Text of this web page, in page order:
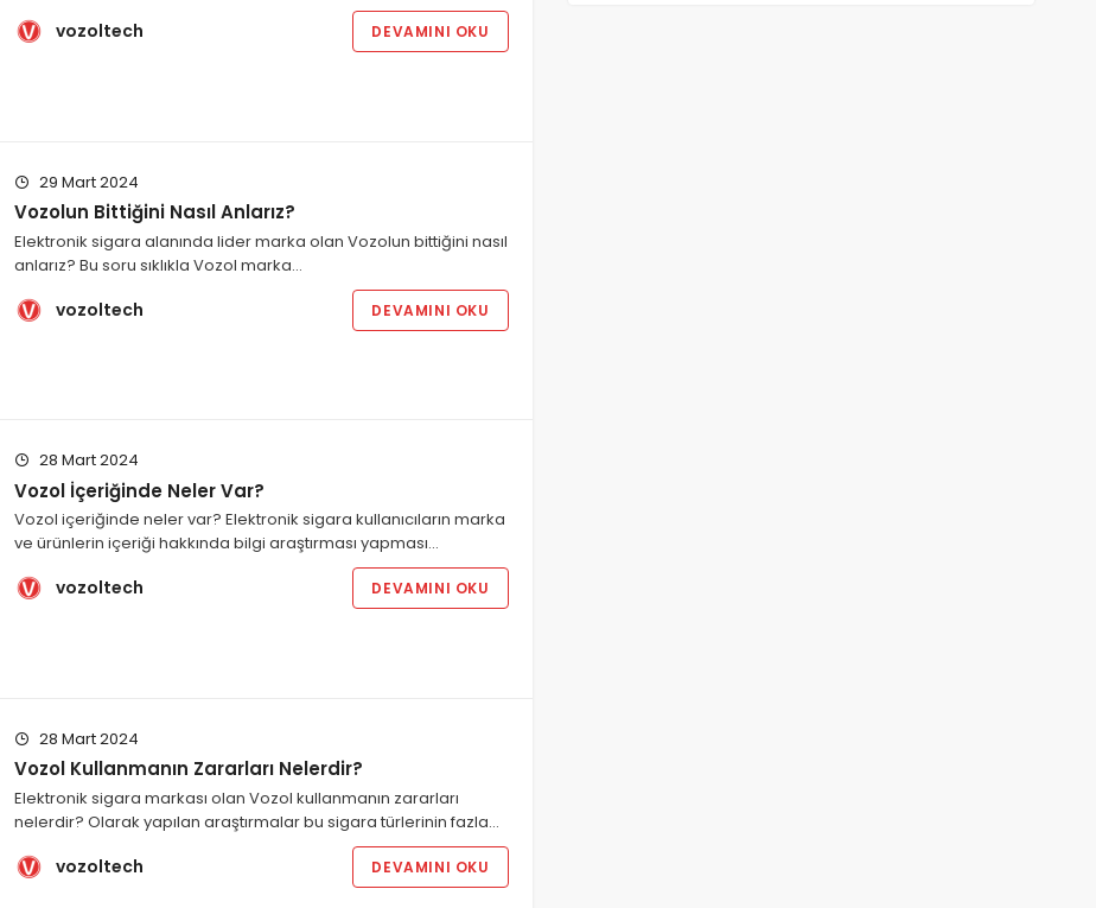
vozoltech DEVAMINI OKU
29 Mart 2024
Vozolun Bittiğini Nasıl Anlarız?
Elektronik sigara alanında lider marka olan Vozolun bittiğini nasıl
anlarız? Bu soru sıklıkla Vozol marka…
vozoltech DEVAMINI OKU
28 Mart 2024
Vozol İçeriğinde Neler Var?
Vozol içeriğinde neler var? Elektronik sigara kullanıcıların marka
ve ürünlerin içeriği hakkında bilgi araştırması yapması…
vozoltech DEVAMINI OKU
28 Mart 2024
Vozol Kullanmanın Zararları Nelerdir?
Elektronik sigara markası olan Vozol kullanmanın zararları
nelerdir? Olarak yapılan araştırmalar bu sigara türlerinin fazla…
vozoltech DEVAMINI OKU